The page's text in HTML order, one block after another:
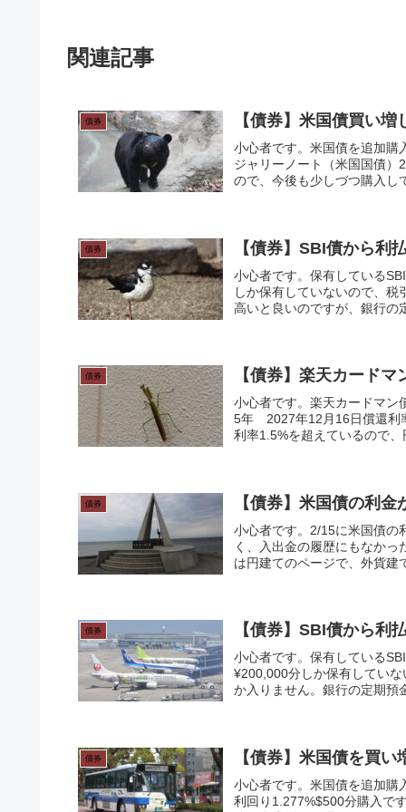
関連記事
債券 【債券】米国債買い増
小心者です。米国債を追加購
ジャリーノート（米国国債
ので、今後も少しづつ購入し
債券 【債券】SBI債から利
小心者です。保有している
しか保有していないので、
高いと良いのですが、銀行の
債券
小心者です。楽天カードマ
5年 2027年12月16日償還利
利率1.5%を超えているので
債券 【債券】米国債の利
小心者です。2/15に米国債の
く、入出金の履歴にもなか
は円建てのページで、外貨建
債券
小心者です。保有している
¥200,000分しか保有してい
か入りません。銀行の定期預
債券 【債券】米国債を買い
小心者です。米国債を追加
利回り1.277%$500分購入で